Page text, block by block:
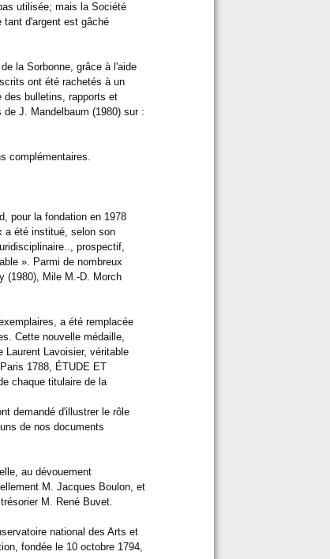
utilisée; mais la Société
tant d'argent est gâché
la Sorbonne, grâce à l'aide
ont été rachetés à un
des bulletins, rapports et
J. Mandelbaum (1980) sur :
complémentaires.
pour la fondation en 1978
a été institué, selon son
prospectif,
». Parmi de nombreux
(1980), Mile M.-D. Morch
a été remplacée
Cette nouvelle médaille,
Laurent Lavoisier, véritable
1788, ÉTUDE ET
chaque titulaire de la
demandé d'illustrer le rôle
de nos documents
au dévouement
M. Jacques Boulon, et
M. René Buvet.
national des Arts et
fondée le 10 octobre 1794,